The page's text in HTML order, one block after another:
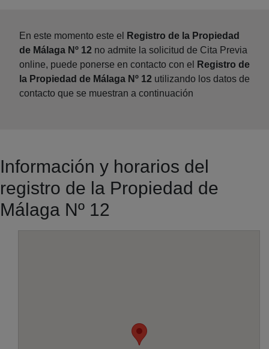
En este momento este el
Registro de la Propiedad
de Málaga Nº 12 no admite la solicitud de Cita Previa
online, puede ponerse en contacto con el
Registro de
la Propiedad de Málaga Nº 12 utilizando los datos de
contacto que se muestran a continuación
Información y horarios del
registro de la Propiedad de
Málaga Nº 12